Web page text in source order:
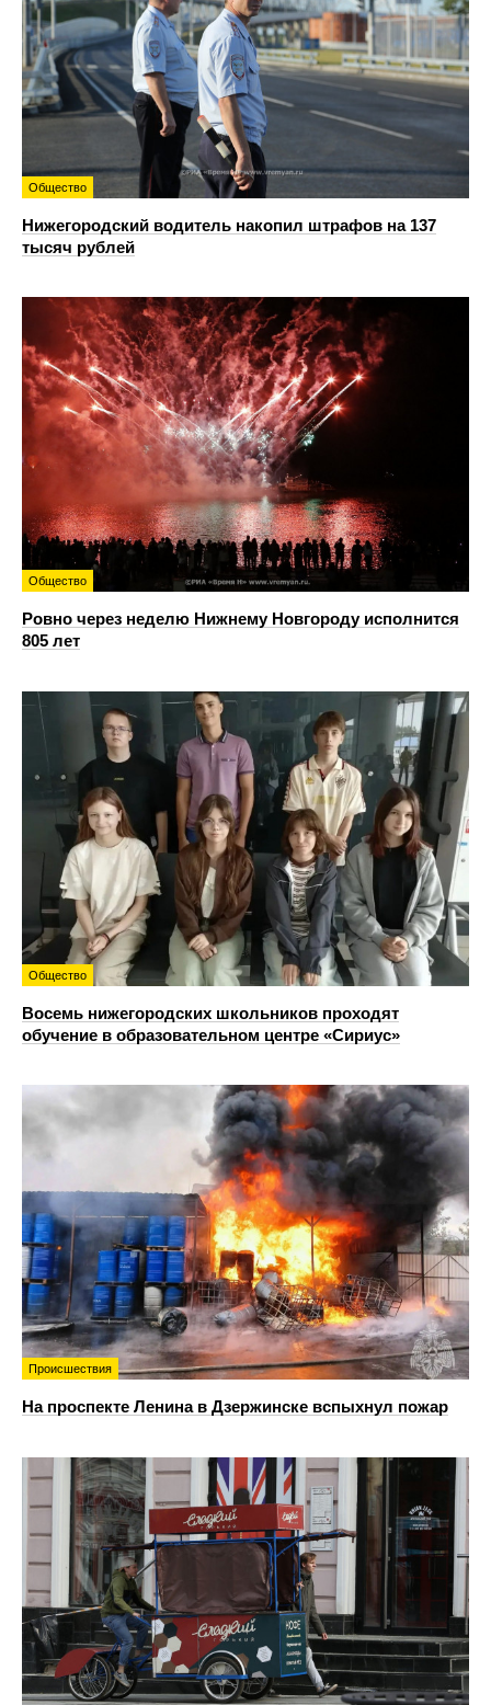
Общество
Нижегородский водитель накопил штрафов на 137
тысяч рублей
Общество
Ровно через неделю Нижнему Новгороду исполнится
805 лет
Общество
Восемь нижегородских школьников проходят
обучение в образовательном центре «Сириус»
Происшествия
На проспекте Ленина в Дзержинске вспыхнул пожар